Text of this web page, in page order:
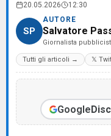
20.05.2026 12:30
SP
AUTORE
Salvatore
Giornalista
Tutti gli articoli → 𝕏
Google